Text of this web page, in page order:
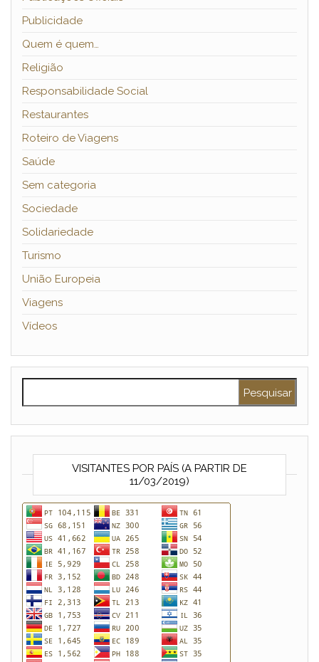
Publicidade
Quem é quem…
Religião
Responsabilidade Social
Restaurantes
Roteiro de Viagens
Saúde
Sem categoria
Sociedade
Solidariedade
Turismo
União Europeia
Viagens
Vídeos
VISITANTES POR PAÍS (A PARTIR DE
11/03/2019)